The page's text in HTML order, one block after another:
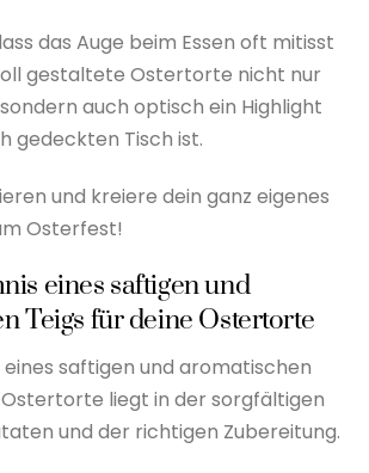
das Auge beim Essen oft mitisst
gestaltete Ostertorte nicht nur
auch optisch ein Highlight
gedeckten Tisch ist.
und kreiere dein ganz eigenes
Osterfest!
eines saftigen und
Teigs für deine Ostertorte
eines saftigen und aromatischen
Ostertorte liegt in der sorgfältigen
und der richtigen Zubereitung.